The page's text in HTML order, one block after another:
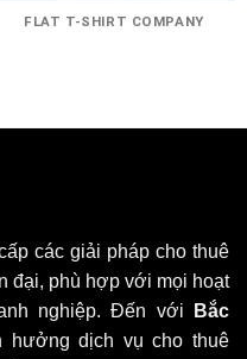
FLAT T-SHIRT COMPANY
các giải pháp cho thuê
đại, phù hợp với mọi hoạt
nghiệp. Đến với
Bắc
hưởng dịch vụ cho thuê